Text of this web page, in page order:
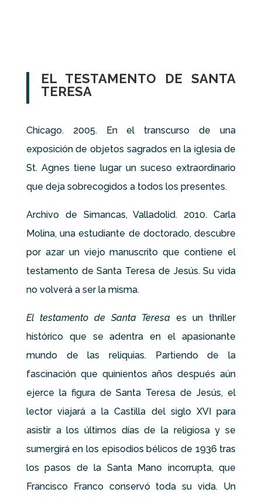
EL TESTAMENTO DE SANTA
TERESA
Chicago. 2005. En el transcurso de una
exposición de objetos sagrados en la iglesia de
St. Agnes tiene lugar un suceso extraordinario
que deja sobrecogidos a todos los presentes.
Archivo de Simancas, Valladolid. 2010. Carla
Molina, una estudiante de doctorado, descubre
por azar un viejo manuscrito que contiene el
testamento de Santa Teresa de Jesús. Su vida
no volverá a ser la misma.
El testamento de Santa Teresa es un thriller
histórico que se adentra en el apasionante
mundo de las reliquias. Partiendo de la
fascinación que quinientos años después aún
ejerce la figura de Santa Teresa de Jesús, el
lector viajará a la Castilla del siglo XVI para
asistir a los últimos días de la religiosa y se
sumergirá en los episodios bélicos de 1936 tras
los pasos de la Santa Mano incorrupta, que
Francisco Franco conservó toda su vida. Un